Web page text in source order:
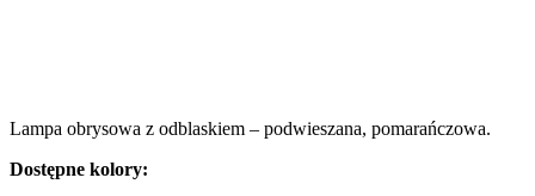
Lampa obrysowa z odblaskiem – podwieszana, pomarańczowa.
Dostępne kolory: